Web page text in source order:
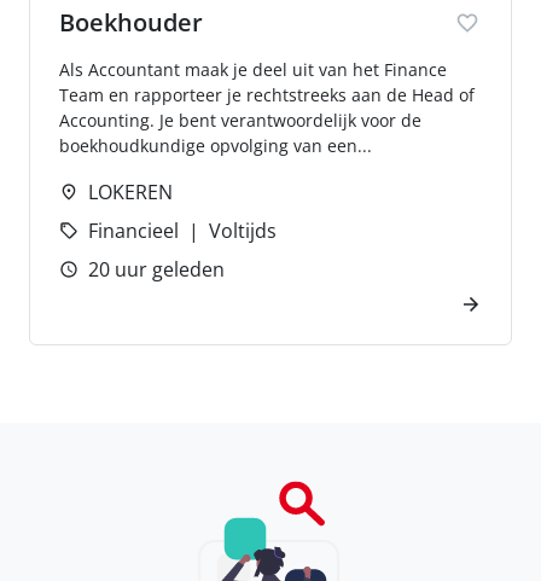
Boekhouder
Als Accountant maak je deel uit van het Finance
Team en rapporteer je rechtstreeks aan de Head of
Accounting. Je bent verantwoordelijk voor de
boekhoudkundige opvolging van een...
LOKEREN
Financieel
Voltijds
20 uur geleden